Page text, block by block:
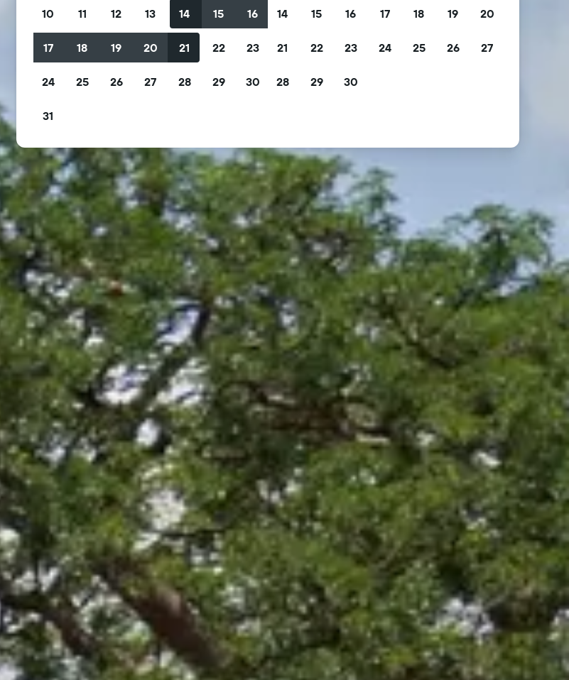
10 11 12 13 14 15 16
17 18 19 20 21 22 23
24 25 26 27 28 29 30
31
14 15 16 17 18 19 20
21 22 23 24 25 26 27
28 29 30